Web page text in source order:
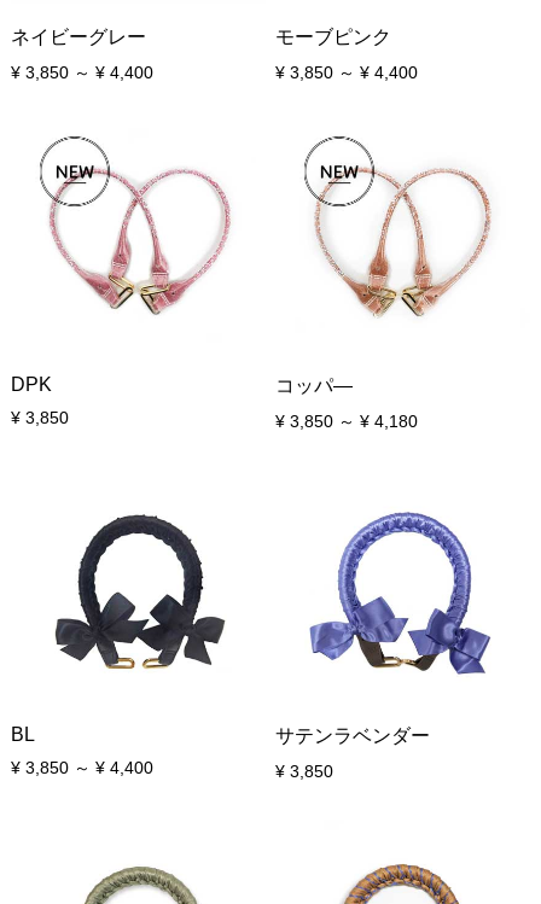
ネイビーグレー
¥ 3,850 ～ ¥ 4,400
モーブピンク
¥ 3,850 ～ ¥ 4,400
DPK
¥ 3,850
コッパ―
¥ 3,850 ～ ¥ 4,180
BL
¥ 3,850 ～ ¥ 4,400
サテンラベンダー
¥ 3,850